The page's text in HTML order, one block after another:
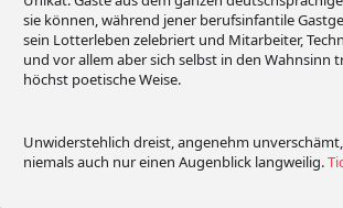
sie können, während jener berufsinfantile
sein Lotterleben zelebriert und Mitarbeiter,
und vor allem aber sich selbst in den Wahnsinn
höchst poetische Weise.
Unwiderstehlich dreist, angenehm
niemals auch nur einen Augenblick langweilig.